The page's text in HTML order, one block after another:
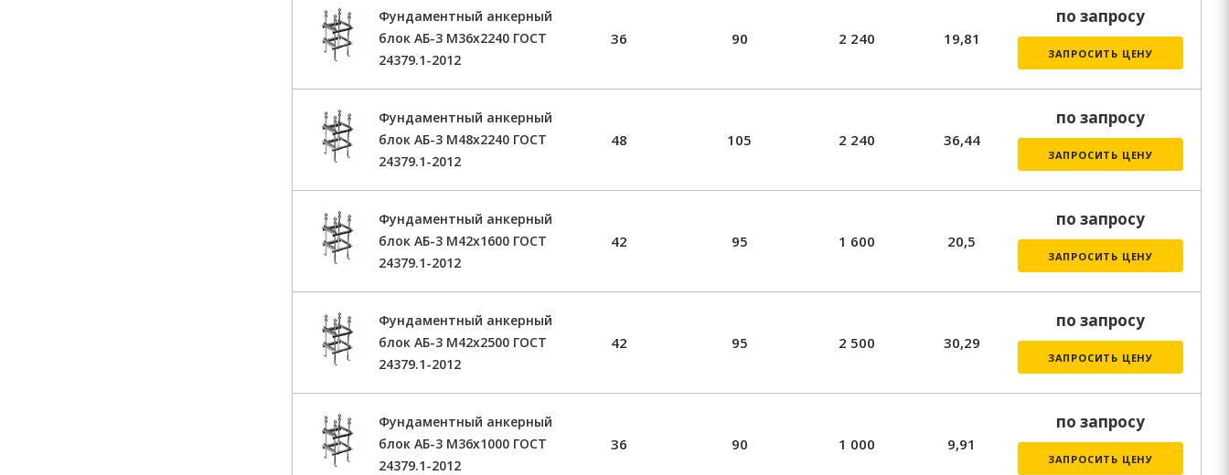
Фундаментный анкерный
блок АБ-3 М36х2240 ГОСТ
24379.1-2012
36 90 2 240 19,81
по запросу
ЗАПРОСИТЬ ЦЕНУ
Фундаментный анкерный
блок АБ-3 М48х2240 ГОСТ
24379.1-2012
48 105 2 240 36,44
по запросу
ЗАПРОСИТЬ ЦЕНУ
Фундаментный анкерный
блок АБ-3 М42х1600 ГОСТ
24379.1-2012
42 95 1 600 20,5
по запросу
ЗАПРОСИТЬ ЦЕНУ
Фундаментный анкерный
блок АБ-3 М42х2500 ГОСТ
24379.1-2012
42 95 2 500 30,29
по запросу
ЗАПРОСИТЬ ЦЕНУ
Фундаментный анкерный
блок АБ-3 М36х1000 ГОСТ
24379.1-2012
36 90 1 000 9,91
по запросу
ЗАПРОСИТЬ ЦЕНУ